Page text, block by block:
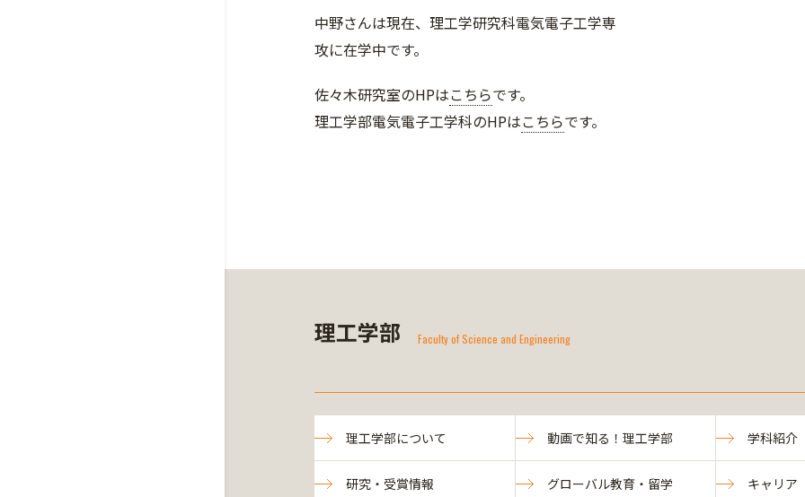
中野さんは現在、理工学研究科電気電子工学専
攻に在学中です。
佐々木研究室のHPはこちらです。
理工学部電気電子工学科のHPはこちらです。
理工学部 Faculty of Science and Engineering
理工学部について 動画で知る！理工学部 学科紹介
研究・受賞情報 グローバル教育・留学 キャリア